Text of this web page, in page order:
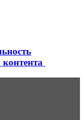
контента